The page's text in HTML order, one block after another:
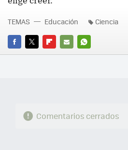
FACEBOOK
TWITTERFLIPBOARD
E-
WHATSAPP
TEMAS Educación Ciencia
Comentarios cerrados